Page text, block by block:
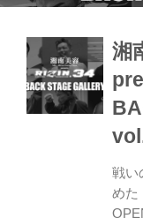
湘
戦い
めた